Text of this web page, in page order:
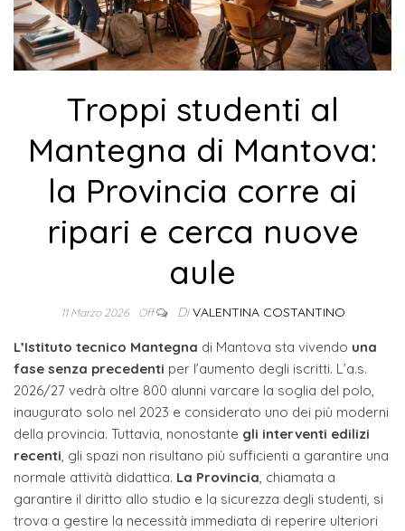
Troppi studenti al
Mantegna di Mantova:
la Provincia corre ai
ripari e cerca nuove
aule
11 Marzo 2026 Off Di VALENTINA COSTANTINO
L’Istituto tecnico Mantegna di Mantova sta vivendo una
fase senza precedenti per l’aumento degli iscritti. L’a.s.
2026/27 vedrà oltre 800 alunni varcare la soglia del polo,
inaugurato solo nel 2023 e considerato uno dei più moderni
della provincia. Tuttavia, nonostante gli interventi edilizi
recenti, gli spazi non risultano più sufficienti a garantire una
normale attività didattica. La Provincia, chiamata a
garantire il diritto allo studio e la sicurezza degli studenti, si
trova a gestire la necessità immediata di reperire ulteriori